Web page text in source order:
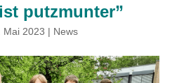
putzmunter”
Mai 2023 | News